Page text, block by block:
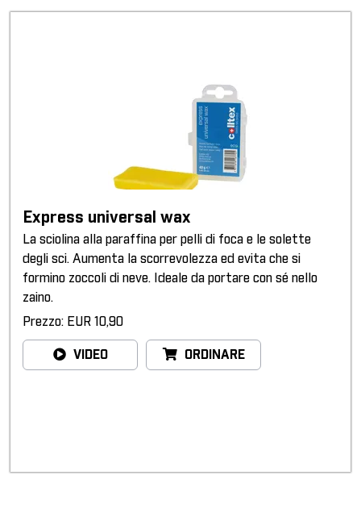
Express universal wax
La sciolina alla paraffina per pelli di foca e le solette
degli sci. Aumenta la scorrevolezza ed evita che si
formino zoccoli di neve. Ideale da portare con sé nello
zaino.
Prezzo: EUR 10,90
VIDEO ORDINARE